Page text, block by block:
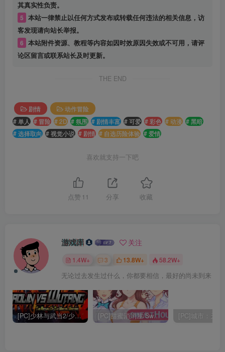
其真实性负责。
5 本站一律禁止以任何方式发布或转载任何违法的相关信息，访
客发现请向站长举报。
6 本站附件资源、教程等内容如因时效原因失效或不可用，请评
论区留言或联系站长及时更新。
THE END
剧情
动作冒险
# 单人 # 冒险 # 2D # 氛围 # 剧情丰富 # 可爱 # 彩色 # 动漫 # 黑暗
# 选择取向 # 视觉小说 # 剧情 # 自选历险体验 # 爱情
喜欢就支持一下吧
点赞 11 分享 收藏
游戏库 关注
1.4W+ 3 13.8W+ 58.2W+
无论过去发生过什么，你都要相信，最好的尚未到来
[PC]少林与武当2/少林vs武当2/Shaolin vs Wutang 2 [PC]甜蜜消消屋/Sweet House